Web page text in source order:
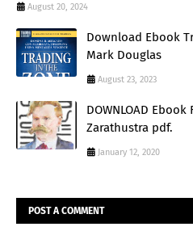
August 20, 2024
Download Ebook
Mark Douglas
August 23, 2023
DOWNLOAD
Zarathustra pdf.
January 12, 2020
POST A COMMENT